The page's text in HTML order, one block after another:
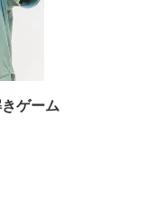
ゲーム